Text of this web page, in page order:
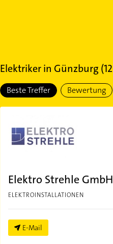
Elektrikerin Günzburg (12
Beste Treffer Bewertung
Elektro Strehle GmbH
ELEKTROINSTALLATIONEN
E-Mail